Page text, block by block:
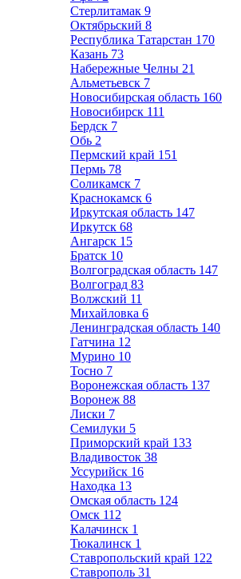
Стерлитамак 9
Октябрьский 8
Республика Татарстан 170
Казань 73
Набережные Челны 21
Альметьевск 7
Новосибирская область 160
Новосибирск 111
Бердск 7
Обь 2
Пермский край 151
Пермь 78
Соликамск 7
Краснокамск 6
Иркутская область 147
Иркутск 68
Ангарск 15
Братск 10
Волгоградская область 147
Волгоград 83
Волжский 11
Михайловка 6
Ленинградская область 140
Гатчина 12
Мурино 10
Тосно 7
Воронежская область 137
Воронеж 88
Лиски 7
Семилуки 5
Приморский край 133
Владивосток 38
Уссурийск 16
Находка 13
Омская область 124
Омск 112
Калачинск 1
Тюкалинск 1
Ставропольский край 122
Ставрополь 31